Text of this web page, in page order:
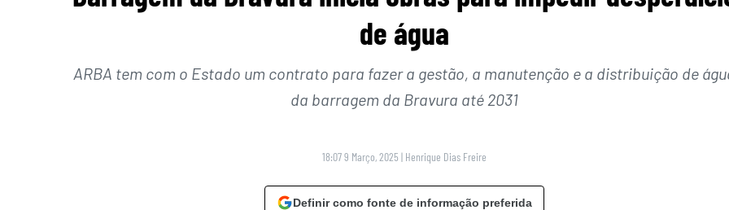
de água
ARBA tem com o Estado um contrato para fazer a gestão, a manutenção e a distribuição de
da barragem da Bravura até 2031
18:07 9 Março, 2025 | Henrique Dias Freire
Definir como fonte de informação preferida